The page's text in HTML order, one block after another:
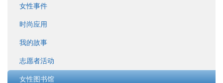
女性事件
时尚应用
我的故事
志愿者活动
女性图书馆